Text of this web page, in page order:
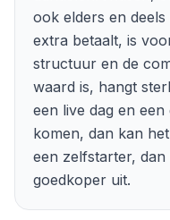
ook elders en
extra betaalt, is
structuur en de
waard is, hangt
een live dag en
komen, dan kan
een zelfstarter,
goedkoper uit.